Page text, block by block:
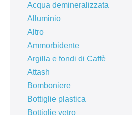
Acqua demineralizzata
Alluminio
Altro
Ammorbidente
Argilla e fondi di Caffè
Attash
Bomboniere
Bottiglie plastica
Bottiglie vetro